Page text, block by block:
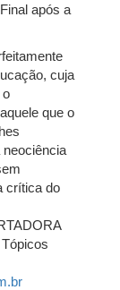
após a
cuja
o
que o
crítica do